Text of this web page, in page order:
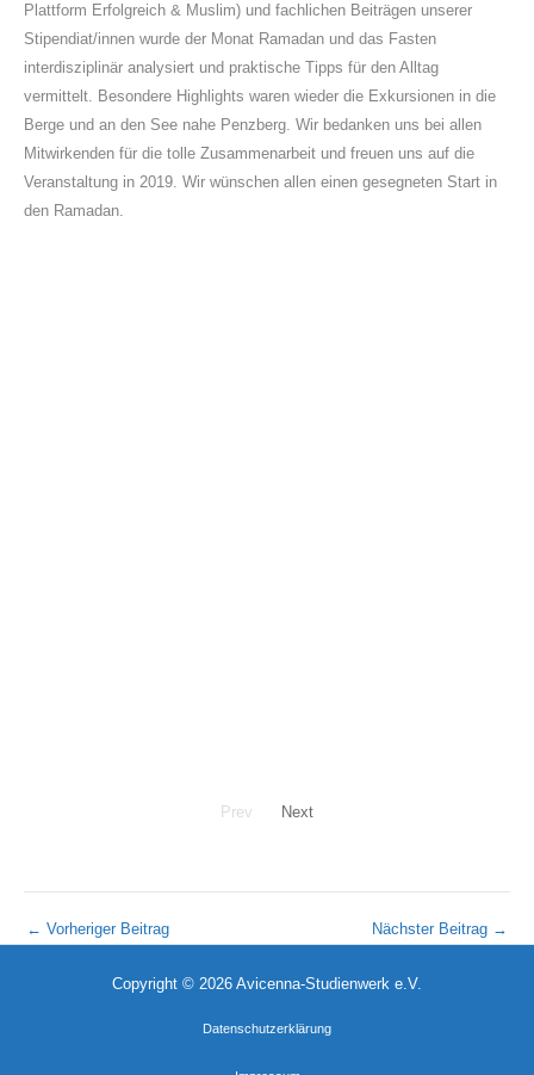
Plattform Erfolgreich & Muslim) und fachlichen Beiträgen unserer
Stipendiat/innen wurde der Monat Ramadan und das Fasten
interdisziplinär analysiert und praktische Tipps für den Alltag
vermittelt. Besondere Highlights waren wieder die Exkursionen in die
Berge und an den See nahe Penzberg. Wir bedanken uns bei allen
Mitwirkenden für die tolle Zusammenarbeit und freuen uns auf die
Veranstaltung in 2019. Wir wünschen allen einen gesegneten Start in
den Ramadan.
Prev Next
← Vorheriger Beitrag Nächster Beitrag →
Copyright © 2026 Avicenna-Studienwerk e.V.
Datenschutzerklärung